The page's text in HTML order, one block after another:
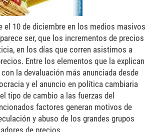
el 10 de diciembre en los medios masivos
ser, que los incrementos de precios
en los días que corren asistimos a
Entre los elementos que la explican
la devaluación más anunciada desde
y el anuncio en política cambiaria
tipo de cambio a las fuerzas del
factores generan motivos de
y abuso de los grandes grupos
de precios.